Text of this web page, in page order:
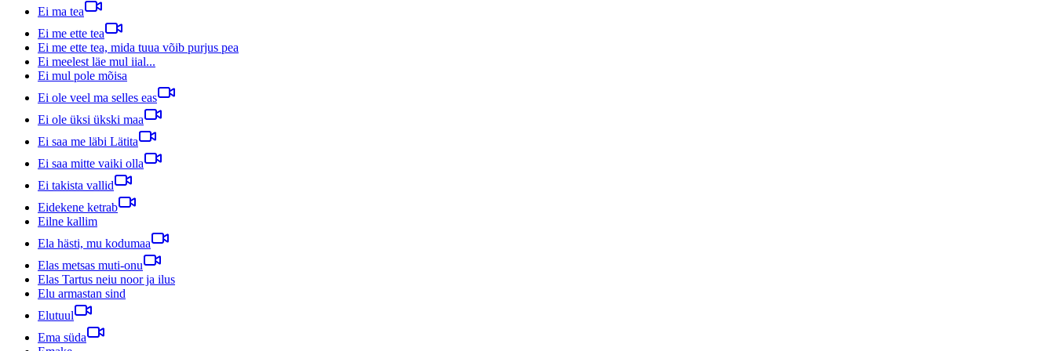
Ei ma tea
Ei me ette tea
Ei me ette tea, mida tuua võib purjus pea
Ei meelest läe mul iial...
Ei mul pole mõisa
Ei ole veel ma selles eas
Ei ole üksi ükski maa
Ei saa me läbi Lätita
Ei saa mitte vaiki olla
Ei takista vallid
Eidekene ketrab
Eilne kallim
Ela hästi, mu kodumaa
Elas metsas muti-onu
Elas Tartus neiu noor ja ilus
Elu armastan sind
Elutuul
Ema süda